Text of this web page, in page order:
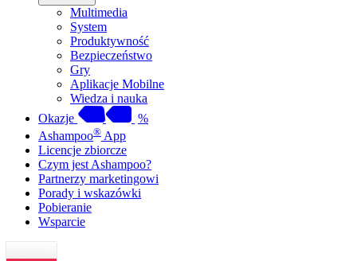
Multimedia
System
Produktywność
Bezpieczeństwo
Gry
Aplikacje Mobilne
Wiedza i nauka
Okazje
%
Ashampoo® App
Licencje zbiorcze
Czym jest Ashampoo?
Partnerzy marketingowi
Porady i wskazówki
Pobieranie
Wsparcie